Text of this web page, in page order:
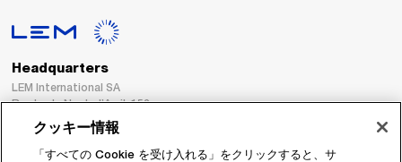
Headquarters
LEM International SA
Route du Nant-d’Avril, 152
1217 Meyrin
Switzerland
クッキー情報
「すべての Cookie を受け入れる」をクリックすると、サ